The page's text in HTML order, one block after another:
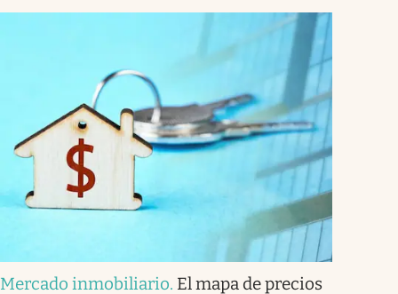
Mercado inmobiliario. El mapa de precios